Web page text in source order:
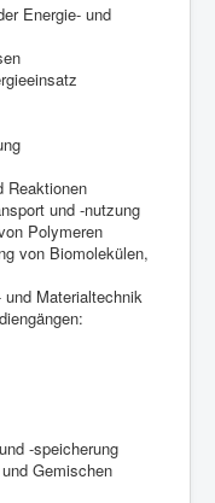
Energie- und
Reaktionen
und -nutzung
Polymeren
von Biomolekülen,
und Materialtechnik
-speicherung
Gemischen